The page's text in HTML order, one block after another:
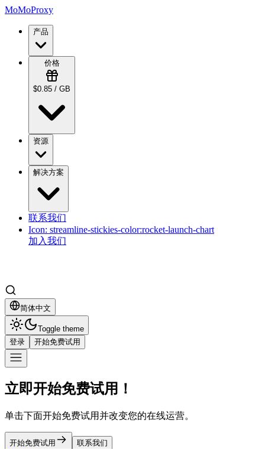
MoMoProxy
产品
价格
$0.85 / GB
资源
解决方案
联系我们
Icon: streamline-stickies-color:rocket-launch-chart
加入我们
简体中文
Toggle theme
登录
开始免费试用
立即开始免费试用！
单击下面开始免费试用并改变您的在线运营。
开始免费试用 联系我们